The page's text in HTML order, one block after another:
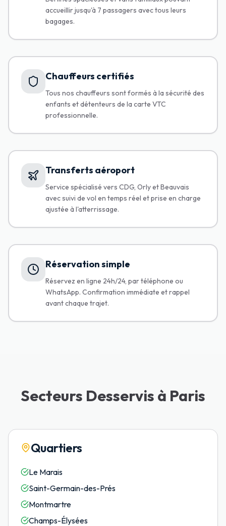
accueillir jusqu'à 7 passagers avec tous leurs
bagages.
Chauffeurs certifiés
Tous nos chauffeurs sont formés à la sécurité des
enfants et détenteurs de la carte VTC
professionnelle.
Transferts aéroport
Service spécialisé vers CDG, Orly et Beauvais
avec suivi de vol en temps réel et prise en charge
ajustée à l'atterrissage.
Réservation simple
Réservez en ligne 24h/24, par téléphone ou
WhatsApp. Confirmation immédiate et rappel
avant chaque trajet.
Secteurs Desservis à Paris
Quartiers
Le Marais
Saint-Germain-des-Prés
Montmartre
Champs-Élysées